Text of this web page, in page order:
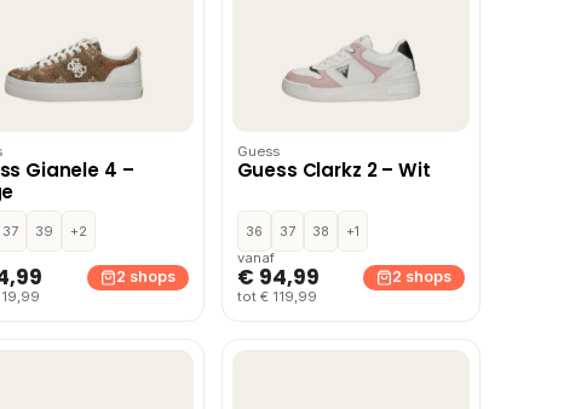
Gianele 4 –
37 39
+2
2 shops
Guess
Guess Clarkz 2 – Wit
36 37 38
+1
vanaf
€ 94,99
tot € 119,99
2 shops